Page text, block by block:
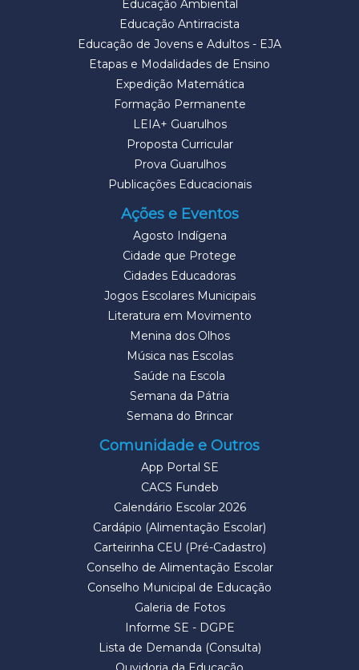
Educação Ambiental
Educação Antirracista
Educação de Jovens e Adultos - EJA
Etapas e Modalidades de Ensino
Expedição Matemática
Formação Permanente
LEIA+ Guarulhos
Proposta Curricular
Prova Guarulhos
Publicações Educacionais
Ações e Eventos
Agosto Indígena
Cidade que Protege
Cidades Educadoras
Jogos Escolares Municipais
Literatura em Movimento
Menina dos Olhos
Música nas Escolas
Saúde na Escola
Semana da Pátria
Semana do Brincar
Comunidade e Outros
App Portal SE
CACS Fundeb
Calendário Escolar 2026
Cardápio (Alimentação Escolar)
Carteirinha CEU (Pré-Cadastro)
Conselho de Alimentação Escolar
Conselho Municipal de Educação
Galeria de Fotos
Informe SE - DGPE
Lista de Demanda (Consulta)